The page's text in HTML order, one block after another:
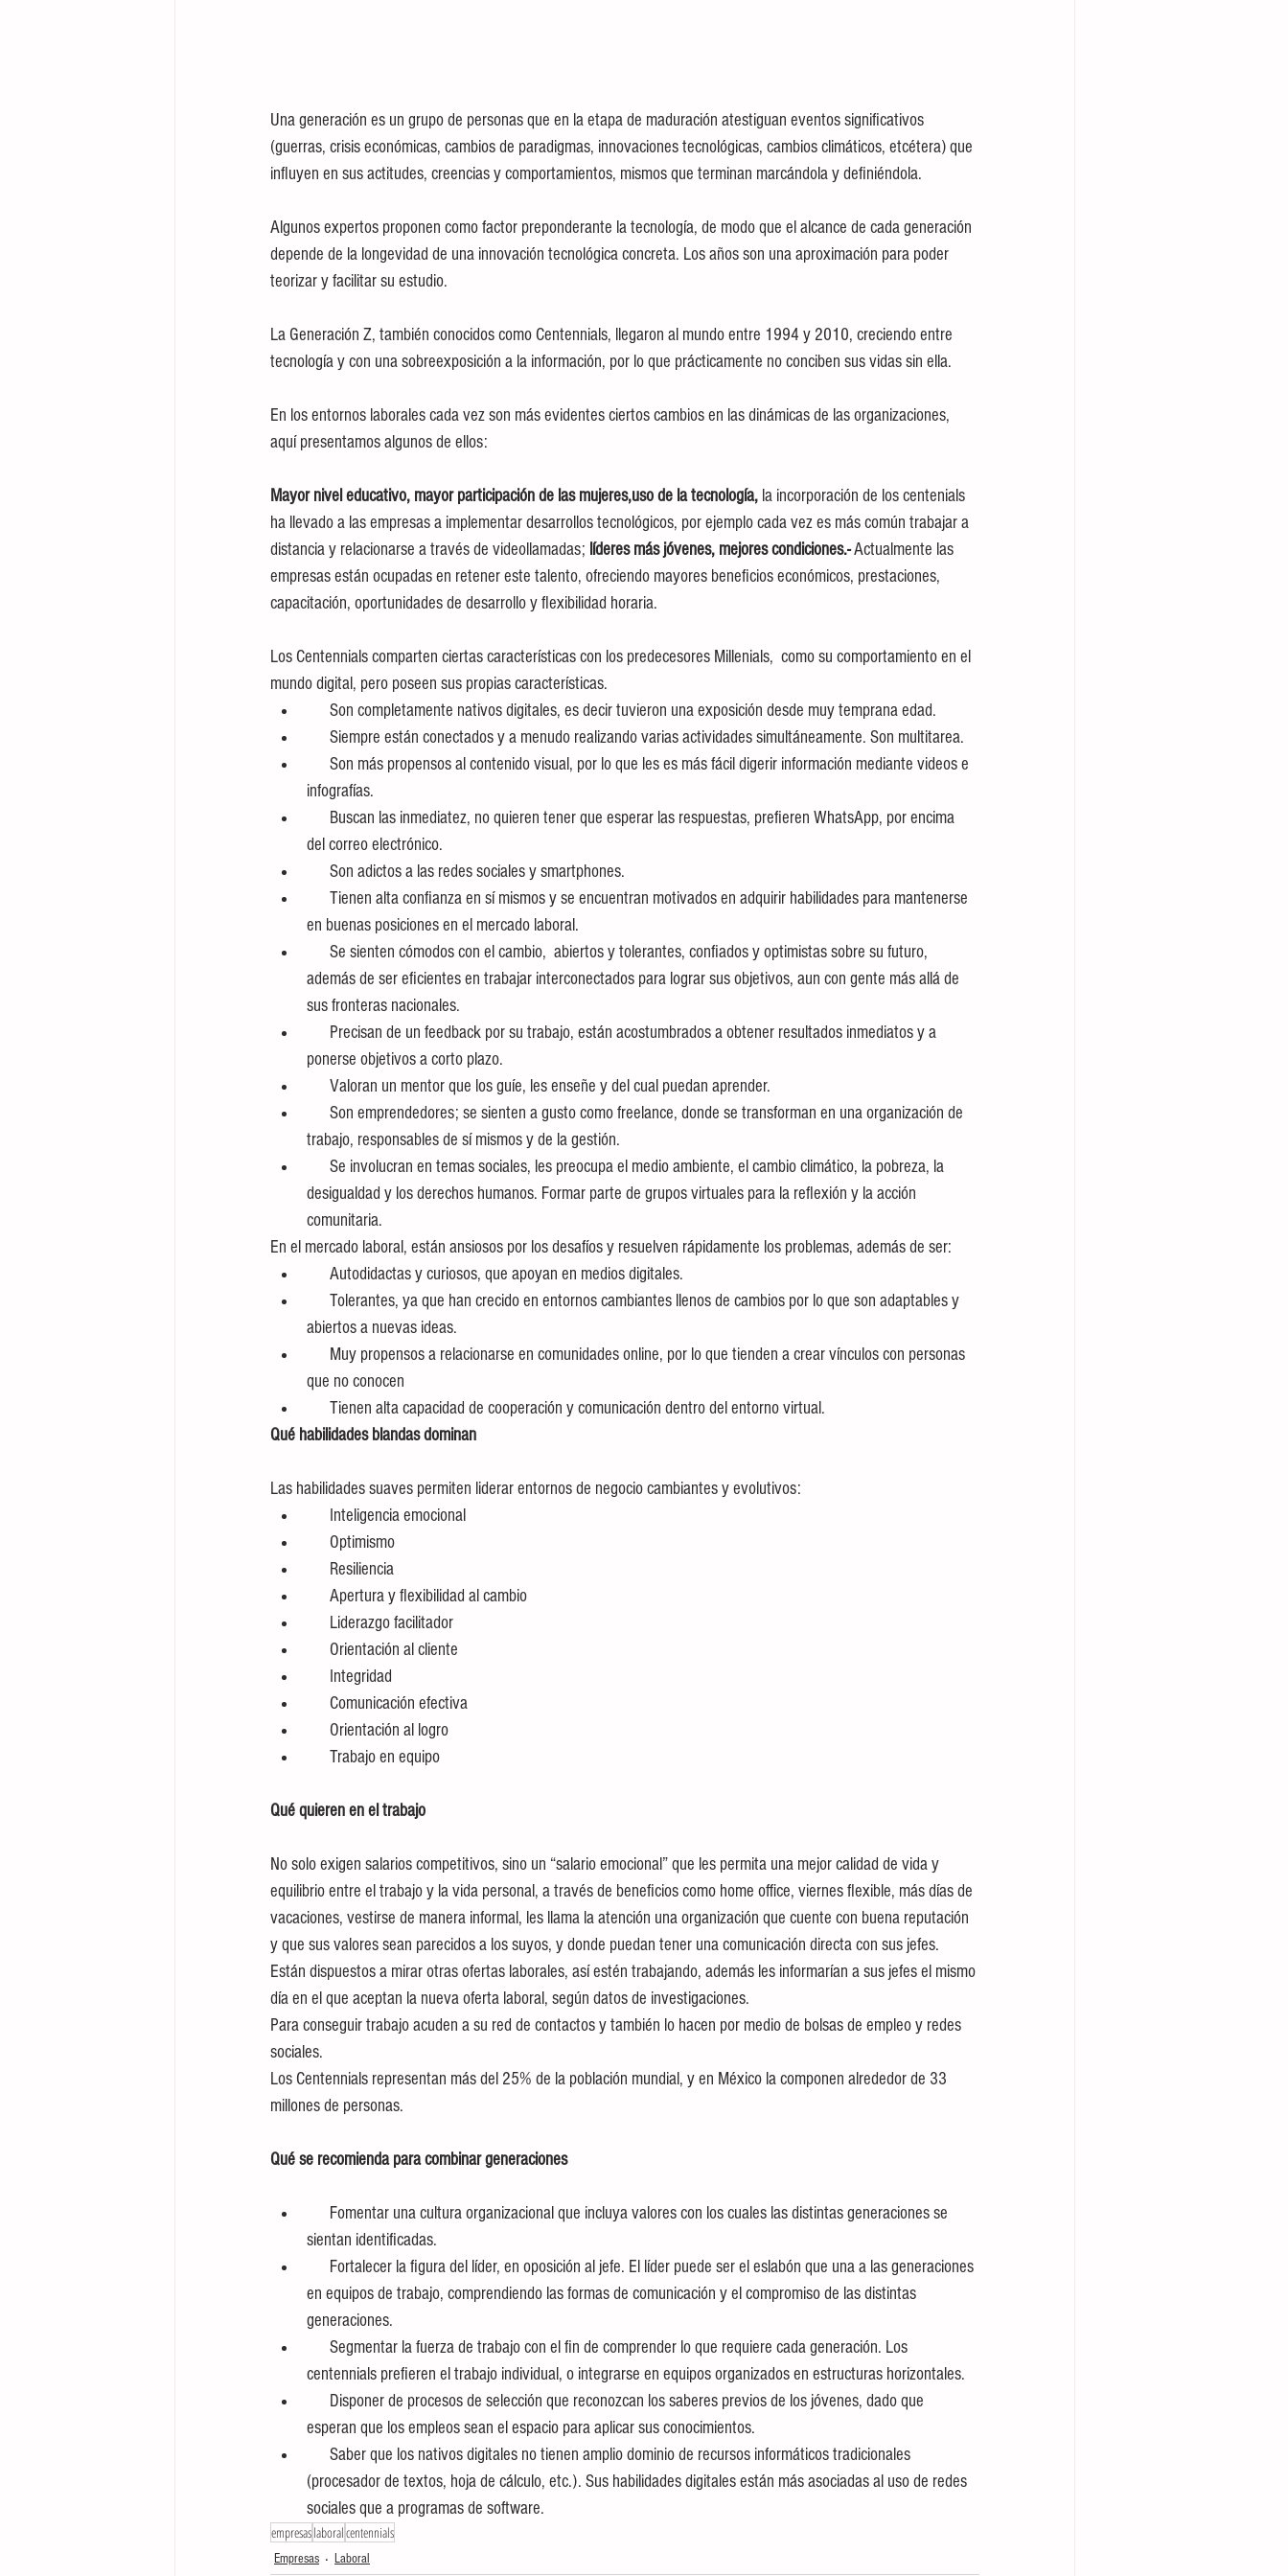
Una generación es un grupo de personas que en la etapa de maduración atestiguan eventos significativos
(guerras, crisis económicas, cambios de paradigmas, innovaciones tecnológicas, cambios climáticos, etcétera) que
influyen en sus actitudes, creencias y comportamientos, mismos que terminan marcándola y definiéndola.
Algunos expertos proponen como factor preponderante la tecnología, de modo que el alcance de cada generación
depende de la longevidad de una innovación tecnológica concreta. Los años son una aproximación para poder
teorizar y facilitar su estudio.
La Generación Z, también conocidos como Centennials, llegaron al mundo entre 1994 y 2010, creciendo entre
tecnología y con una sobreexposición a la información, por lo que prácticamente no conciben sus vidas sin ella.
En los entornos laborales cada vez son más evidentes ciertos cambios en las dinámicas de las organizaciones,
aquí presentamos algunos de ellos:
Mayor nivel educativo, mayor participación de las mujeres,uso de la tecnología, la incorporación de los centenials
ha llevado a las empresas a implementar desarrollos tecnológicos, por ejemplo cada vez es más común trabajar a
distancia y relacionarse a través de videollamadas; líderes más jóvenes, mejores condiciones.- Actualmente las
empresas están ocupadas en retener este talento, ofreciendo mayores beneficios económicos, prestaciones,
capacitación, oportunidades de desarrollo y flexibilidad horaria.
Los Centennials comparten ciertas características con los predecesores Millenials,  como su comportamiento en el
mundo digital, pero poseen sus propias características.
      Son completamente nativos digitales, es decir tuvieron una exposición desde muy temprana edad.
      Siempre están conectados y a menudo realizando varias actividades simultáneamente. Son multitarea.
infografías.
del correo electrónico.
      Son adictos a las redes sociales y smartphones.
en buenas posiciones en el mercado laboral.
además de ser eficientes en trabajar interconectados para lograr sus objetivos, aun con gente más allá de
sus fronteras nacionales.
ponerse objetivos a corto plazo.
      Valoran un mentor que los guíe, les enseñe y del cual puedan aprender.
trabajo, responsables de sí mismos y de la gestión.
desigualdad y los derechos humanos. Formar parte de grupos virtuales para la reflexión y la acción
comunitaria.
En el mercado laboral, están ansiosos por los desafíos y resuelven rápidamente los problemas, además de ser:
      Autodidactas y curiosos, que apoyan en medios digitales.
abiertos a nuevas ideas.
que no conocen
      Tienen alta capacidad de cooperación y comunicación dentro del entorno virtual.
Qué habilidades blandas dominan
Las habilidades suaves permiten liderar entornos de negocio cambiantes y evolutivos:
      Inteligencia emocional
      Optimismo
      Resiliencia
      Apertura y flexibilidad al cambio
      Liderazgo facilitador
      Orientación al cliente
      Integridad
      Comunicación efectiva
      Orientación al logro
      Trabajo en equipo
Qué quieren en el trabajo
No solo exigen salarios competitivos, sino un “salario emocional” que les permita una mejor calidad de vida y
equilibrio entre el trabajo y la vida personal, a través de beneficios como home office, viernes flexible, más días de
vacaciones, vestirse de manera informal, les llama la atención una organización que cuente con buena reputación
y que sus valores sean parecidos a los suyos, y donde puedan tener una comunicación directa con sus jefes.
Están dispuestos a mirar otras ofertas laborales, así estén trabajando, además les informarían a sus jefes el mismo
día en el que aceptan la nueva oferta laboral, según datos de investigaciones.
Para conseguir trabajo acuden a su red de contactos y también lo hacen por medio de bolsas de empleo y redes
sociales.
Los Centennials representan más del 25% de la población mundial, y en México la componen alrededor de 33
millones de personas.
Qué se recomienda para combinar generaciones
sientan identificadas.
en equipos de trabajo, comprendiendo las formas de comunicación y el compromiso de las distintas
generaciones.
centennials prefieren el trabajo individual, o integrarse en equipos organizados en estructuras horizontales.
esperan que los empleos sean el espacio para aplicar sus conocimientos.
(procesador de textos, hoja de cálculo, etc.). Sus habilidades digitales están más asociadas al uso de redes
sociales que a programas de software.
empresaslaboralcentennials
Empresas Laboral